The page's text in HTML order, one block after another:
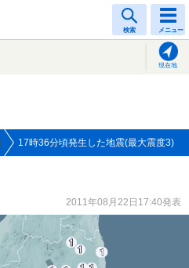
検索 メニュー
現在地
17時36分頃発生した地震(最大震度3)
2011年08月22日17:40発表